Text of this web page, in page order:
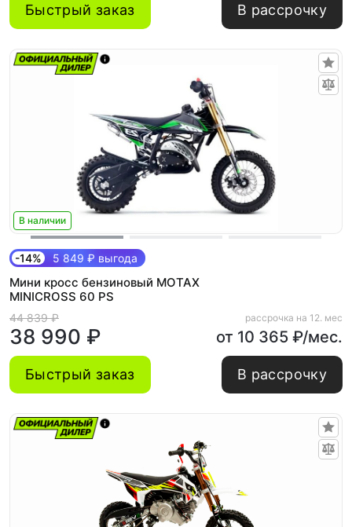
Быстрый заказ В рассрочку
В наличии
-14% 5 849 ₽ выгода
Мини кросс бензиновый MOTAX
MINICROSS 60 PS
44 839 ₽
38 990 ₽
рассрочка на 12. мес
от 10 365 ₽/мес.
Быстрый заказ В рассрочку